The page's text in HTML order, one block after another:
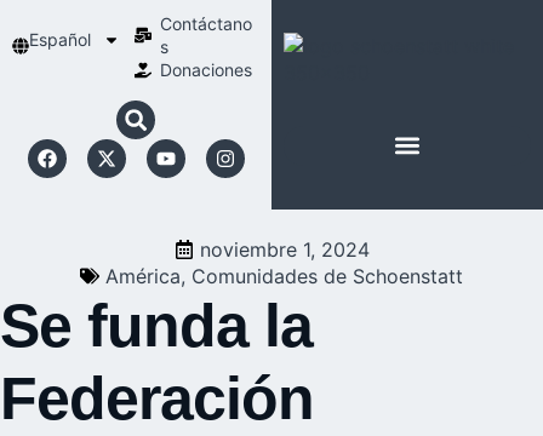
Español
Contáctano
s
Donaciones
noviembre 1, 2024
América, Comunidades de Schoenstatt
Se funda la
Federación